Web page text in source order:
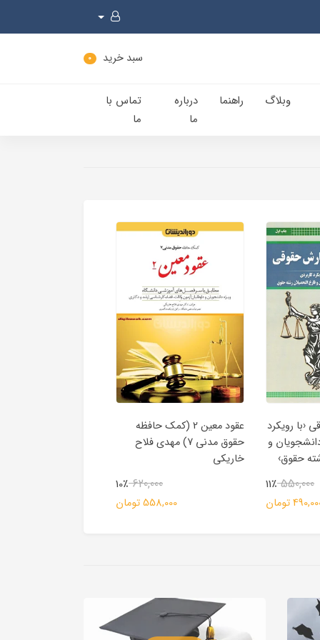
سبد خرید 0
وبلاگ راهنما
درباره
ما
تماس با
ما
‹با رویکرد
و
حقوق›
550,000 11٪
تومان
عقود معین 2 (کمک حافظه
حقوق مدنی 7) مهدی فلاح
خاریکی
620,000 10٪
558,000 تومان